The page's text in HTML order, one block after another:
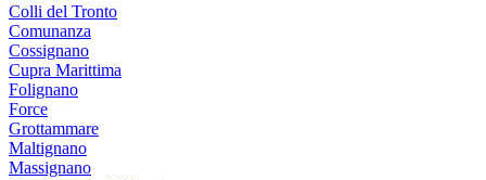
Colli del Tronto
Comunanza
Cossignano
Cupra Marittima
Folignano
Force
Grottammare
Maltignano
Massignano